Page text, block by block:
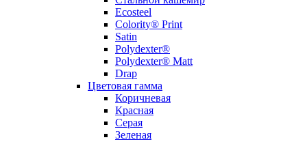
Ecosteel
Colority® Print
Satin
Polydexter®
Polydexter® Matt
Drap
Цветовая гамма
Коричневая
Красная
Серая
Зеленая